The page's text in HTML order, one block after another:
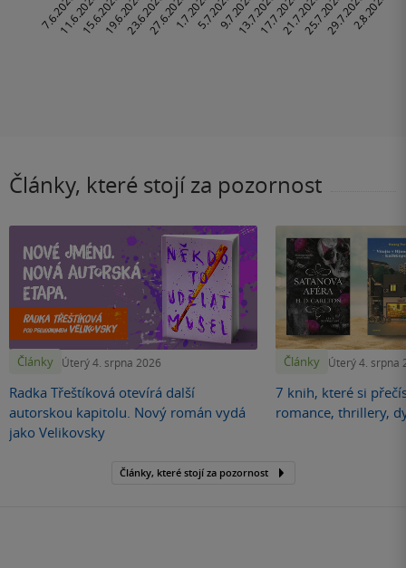
Články, které stojí za pozornost
Články Úterý 4. srpna 2026
Radka Třeštíková otevírá další
autorskou kapitolu. Nový román vydá
jako Velikovsky
Články Úterý 4. srpna
7 knih, které si
romance, thrillery,
Články, které stojí za pozornost